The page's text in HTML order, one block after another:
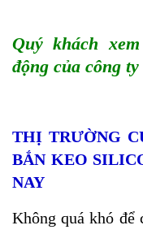
Quý khách
động của công ty
THỊ TRƯỜNG
BẮN KEO
NAY
Không quá khó để